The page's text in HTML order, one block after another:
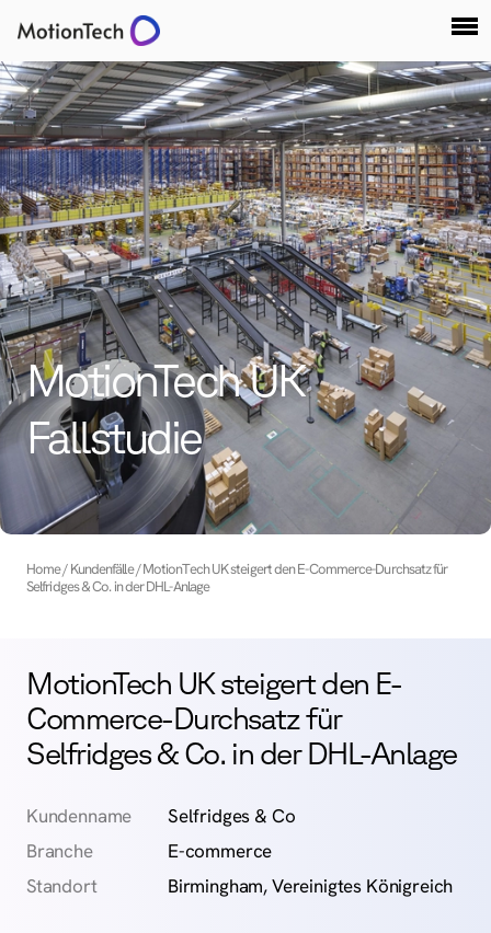
MotionTech UK
Fallstudie
Home Kundenfälle MotionTech UK steigert den E-Commerce-Durchsatz für
Selfridges & Co. in der DHL-Anlage
MotionTech UK steigert den E-
Commerce-Durchsatz für
Selfridges & Co. in der DHL-Anlage
Kundenname
Selfridges & Co
Branche
E-commerce
Standort
Birmingham, Vereinigtes Königreich